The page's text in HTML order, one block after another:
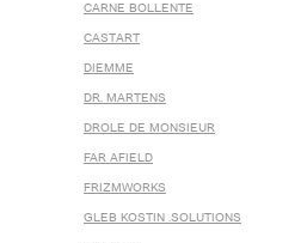
CARNE BOLLENTE
CASTART
DIEMME
DR. MARTENS
DROLE DE MONSIEUR
FAR AFIELD
FRIZMWORKS
GLEB KOSTIN .SOLUTIONS